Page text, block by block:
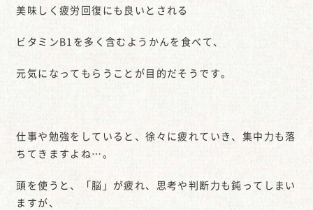
美味しく疲労回復にも良いとされる
ビタミンB1を多く含むようかんを食べて、
元気になってもらうことが目的だそうです。
仕事や勉強をしていると、徐々に疲れていき、集中力も落
ちてきますよね…。
頭を使うと、「脳」が疲れ、思考や判断力も鈍ってしまい
ますが、